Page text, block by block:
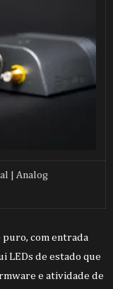
| Analog
puro, com entrada
LEDs de estado que
e atividade de